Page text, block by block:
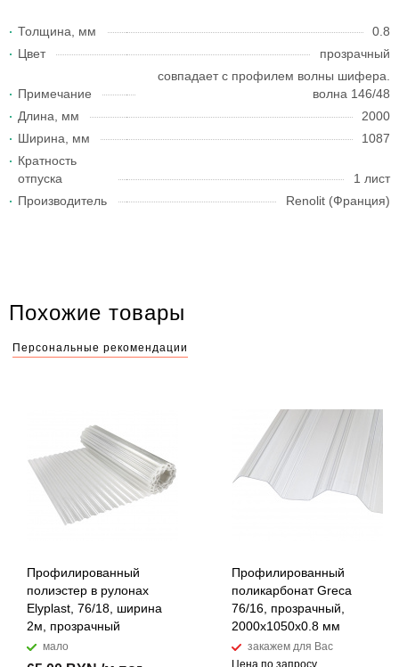
Толщина, мм
0.8
Цвет
прозрачный
Примечание
совпадает с профилем волны шифера.
волна 146/48
Длина, мм
2000
Ширина, мм
1087
Кратность
отпуска
1 лист
Производитель
Renolit (Франция)
Похожие товары
Персональные рекомендации
Профилированный
полиэстер в рулонах
Elyplast, 76/18, ширина
2м, прозрачный
мало
Профилированный
поликарбонат Greca
76/16, прозрачный,
2000x1050х0.8 мм
закажем для Вас
Цена по запросу